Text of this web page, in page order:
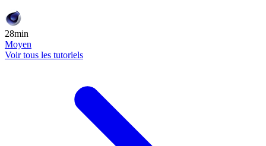
28min
Moyen
Voir tous les tutoriels